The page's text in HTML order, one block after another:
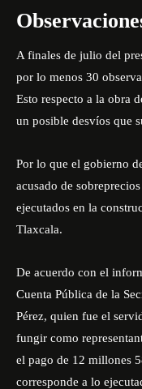
A finales de julio del
por lo menos 30
Esto respecto a la obra
un posible desvíos que
Por lo que el gobierno
acusado de
ejecutados en la
Tlaxcala.
De acuerdo con el
Cuenta Pública de la
Pérez, quien fue el
fungir como
el pago de 12 millones
corresponde a lo